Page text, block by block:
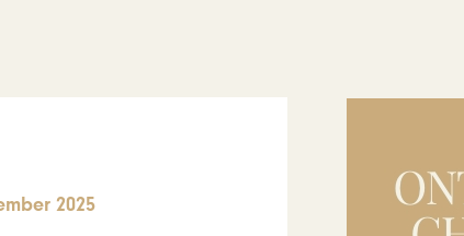
2025